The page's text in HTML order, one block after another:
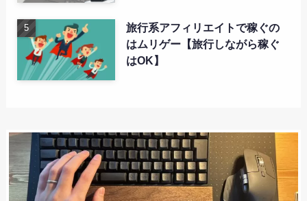
旅行系アフィリエイトで稼ぐの
はムリゲー【旅行しながら稼ぐ
はOK】